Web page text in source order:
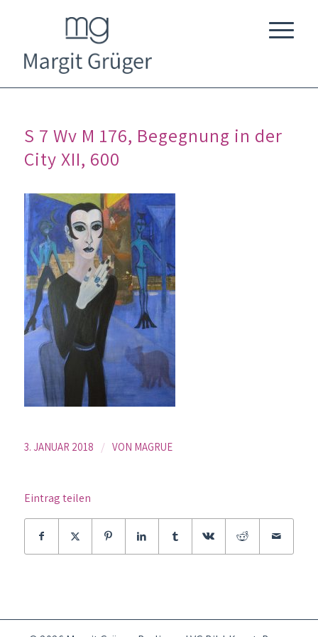
S 7 Wv M 176, Begegnung in der
City XII, 600
3. JANUAR 2018 / VON MAGRUE
Eintrag teilen